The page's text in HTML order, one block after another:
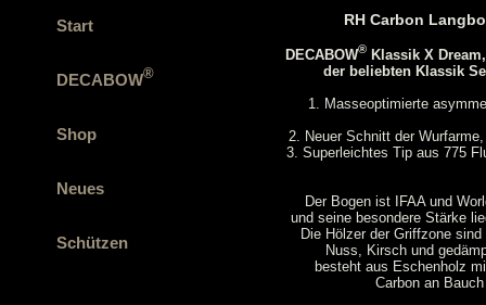
Start
DECABOW®
Shop
Neues
Schützen
RH Carbon
DECABOW® Klassik X
der beliebten Klassik
1. Masseoptimierte
2. Neuer Schnitt der
3. Superleichtes Tip aus 775
Der Bogen ist IFAA und
und seine besondere Stärke
Die Hölzer der Griffzone
Nuss, Kirsch und
besteht aus Eschenholz
Carbon an